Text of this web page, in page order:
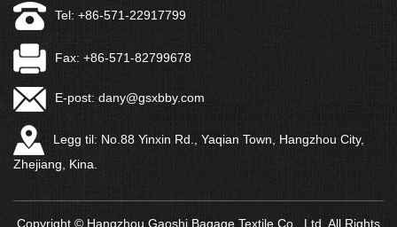
Tel: +86-571-22917799
Fax: +86-571-82799678
E-post: dany@gsxbby.com
Legg til: No.88 Yinxin Rd., Yaqian Town, Hangzhou City,
Zhejiang, Kina.
Copyright © Hangzhou Gaoshi Bagage Textile Co., Ltd. All Rights